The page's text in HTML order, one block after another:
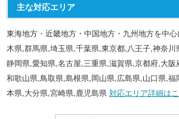
主な対応エリア
東海地方・近畿地方・中国地方・九州地方を中
木県,群馬県,埼玉県,千葉県,東京都,八王子,神奈
静岡県,愛知県,名古屋,三重県,滋賀県,京都府,大
和歌山県,鳥取県,島根県,岡山県,広島県,山口県,
本県,大分県,宮崎県,鹿児島県対応エリア詳細は